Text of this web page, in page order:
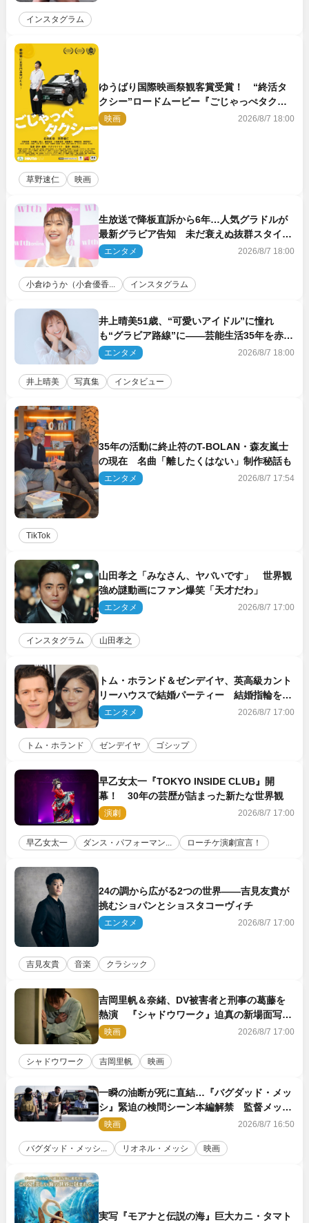
インスタグラム
ゆうばり国際映画祭観客賞受賞！ “終活タ
クシー”ロードムービー『ごじゃっぺタクシ
ー』10月公開＆予告解禁
映画 2026/8/7 18:00
草野速仁 映画
生放送で降板直訴から6年…人気グラドルが
最新グラビア告知 未だ衰えぬ抜群スタイル
に反響
エンタメ 2026/8/7 18:00
小倉ゆうか（小倉優香... インスタグラム
井上晴美51歳、“可愛いアイドル”に憧れ
も“グラビア路線”に――芸能生活35年を赤
裸々に語る 27年ぶりに写真集発売
エンタメ 2026/8/7 18:00
井上晴美 写真集 インタビュー
35年の活動に終止符のT-BOLAN・森友嵐士
の現在 名曲「離したくはない」制作秘話も
エンタメ 2026/8/7 17:54
TikTok
山田孝之「みなさん、ヤバいです」 世界観
強め謎動画にファン爆笑「天才だわ」
エンタメ 2026/8/7 17:00
インスタグラム 山田孝之
トム・ホランド＆ゼンデイヤ、英高級カント
リーハウスで結婚パーティー 結婚指輪を身
に着けたトムも初キャッチ
エンタメ 2026/8/7 17:00
トム・ホランド ゼンデイヤ ゴシップ
早乙女太一『TOKYO INSIDE CLUB』開
幕！ 30年の芸歴が詰まった新たな世界観
演劇 2026/8/7 17:00
早乙女太一 ダンス・パフォーマン... ローチケ演劇宣言！
24の調から広がる2つの世界――吉見友貴が
挑むショパンとショスタコーヴィチ
エンタメ 2026/8/7 17:00
吉見友貴 音楽 クラシック
吉岡里帆＆奈緒、DV被害者と刑事の葛藤を
熱演 『シャドウワーク』迫真の新場面写真
公開
映画 2026/8/7 17:00
シャドウワーク 吉岡里帆 映画
一瞬の油断が死に直結…『バグダッド・メッ
シ』緊迫の検問シーン本編解禁 監督メッセ
ージも到着
映画 2026/8/7 16:50
バグダッド・メッシ... リオネル・メッシ 映画
実写『モアナと伝説の海』巨大カニ・タマト